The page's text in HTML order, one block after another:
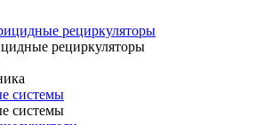
рециркуляторы
рециркуляторы
системы
системы